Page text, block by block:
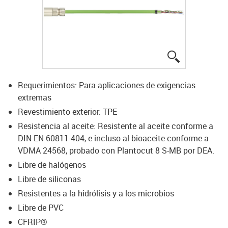
Requerimientos: Para aplicaciones de exigencias
extremas
Revestimiento exterior: TPE
Resistencia al aceite: Resistente al aceite conforme a
DIN EN 60811-404, e incluso al bioaceite conforme a
VDMA 24568, probado con Plantocut 8 S-MB por DEA.
Libre de halógenos
Libre de siliconas
Resistentes a la hidrólisis y a los microbios
Libre de PVC
CFRIP®